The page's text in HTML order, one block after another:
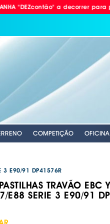
a decorrer para
AUTO RÁDIO
COMPETIÇÃO OFICINA
DE RODAS
E BOMBAS DE AR
.
DE TRAVÃO EBC
RACING EBC
.
.
3 E90/91 DP41576R
TRAVÃO EBC
E88 SERIE 3 E90/91